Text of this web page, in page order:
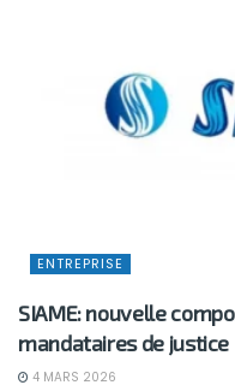
ENTREPRISE
SIAME: nouvelle
mandataires de justice
4 MARS 2026